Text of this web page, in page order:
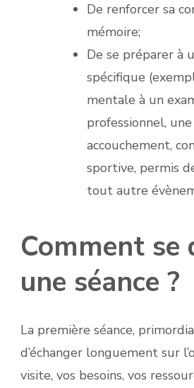
De renforcer sa
mémoire;
De se préparer à
spécifique
mentale à un
professionnel,
accouchement,
sportive, permis
tout autre
Comment se
une séance ?
La première séance,
d’échanger longuement sur
visite, vos besoins, vos